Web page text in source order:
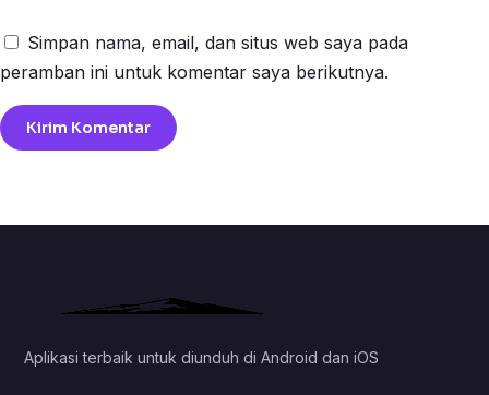
Simpan nama, email, dan situs web saya pada
peramban ini untuk komentar saya berikutnya.
Aplikasi terbaik untuk diunduh di Android dan iOS